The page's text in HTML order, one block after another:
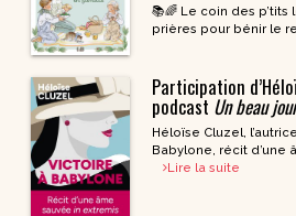
📚🌈 Le coin des p’tits
prières pour bénir le
Participation
podcast Un beau jour
Héloïse Cluzel,
Babylone, récit d’une
Lire la suite